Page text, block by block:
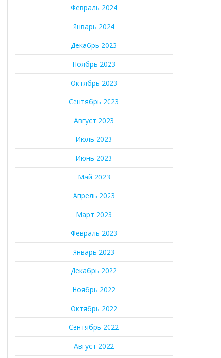
Февраль 2024
Январь 2024
Декабрь 2023
Ноябрь 2023
Октябрь 2023
Сентябрь 2023
Август 2023
Июль 2023
Июнь 2023
Май 2023
Апрель 2023
Март 2023
Февраль 2023
Январь 2023
Декабрь 2022
Ноябрь 2022
Октябрь 2022
Сентябрь 2022
Август 2022